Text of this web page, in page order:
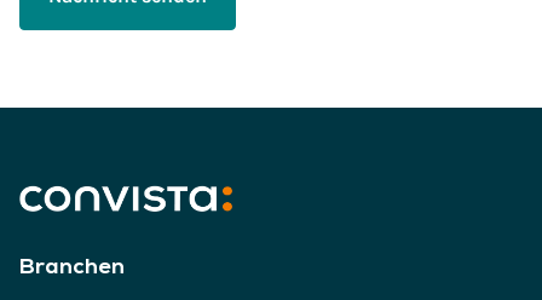
O
i
e
s
Branchen